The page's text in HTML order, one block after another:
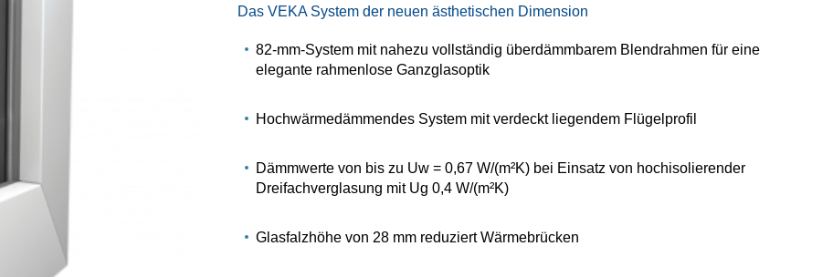
Das VEKA System der neuen ästhetischen Dimension
82-mm-System mit nahezu vollständig überdämmbarem Blendrahmen für eine
elegante rahmenlose Ganzglasoptik
Hochwärmedämmendes System mit verdeckt liegendem Flügelprofil
Dämmwerte von bis zu Uw = 0,67 W/(m²K) bei Einsatz von hochisolierender
Dreifachverglasung mit Ug 0,4 W/(m²K)
Glasfalzhöhe von 28 mm reduziert Wärmebrücken